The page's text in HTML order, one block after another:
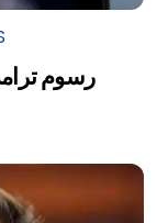
رسوم